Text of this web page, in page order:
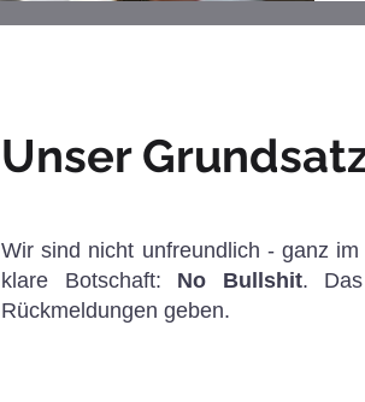
Unser
Wir sind nicht unfreundlich - ganz
klare Botschaft: No Bullshit.
Rückmeldungen geben.